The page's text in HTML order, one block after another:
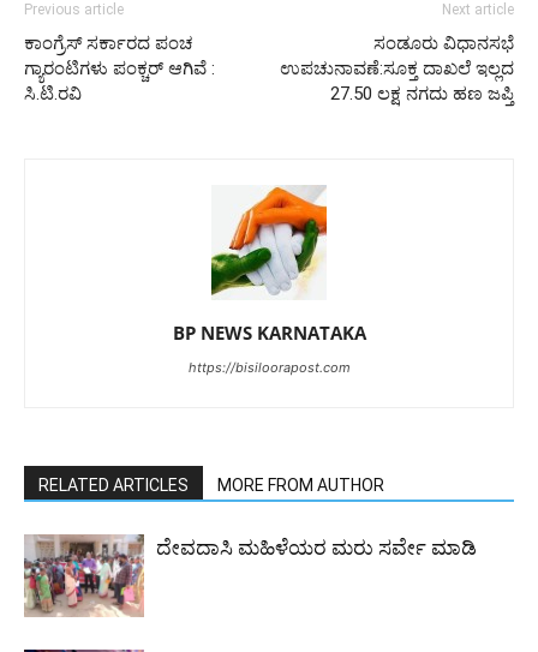
Previous article
ಕಾಂಗ್ರೆಸ್ ಸರ್ಕಾರದ ಪಂಚ
ಗ್ಯಾರಂಟಿಗಳು ಪಂಕ್ಚರ್ ಆಗಿವೆ :
ಸಿ.ಟಿ.ರವಿ
Next article
ಸಂಡೂರು ವಿಧಾನಸಭೆ
ಉಪಚುನಾವಣೆ:ಸೂಕ್ತ ದಾಖಲೆ ಇಲ್ಲದ
27.50 ಲಕ್ಷ ನಗದು ಹಣ ಜಪ್ತಿ
BP NEWS KARNATAKA
https://bisiloorapost.com
RELATED ARTICLES MORE FROM AUTHOR
ದೇವದಾಸಿ ಮಹಿಳೆಯರ ಮರು ಸರ್ವೇ ಮಾಡಿ